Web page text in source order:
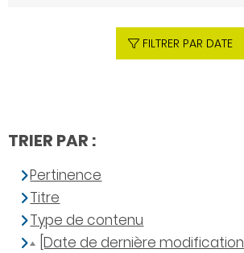
FILTRER PAR DATE
TRIER PAR :
Pertinence
Titre
Type de contenu
[Date de dernière modification]